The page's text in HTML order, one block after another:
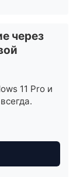
через
11 Pro и